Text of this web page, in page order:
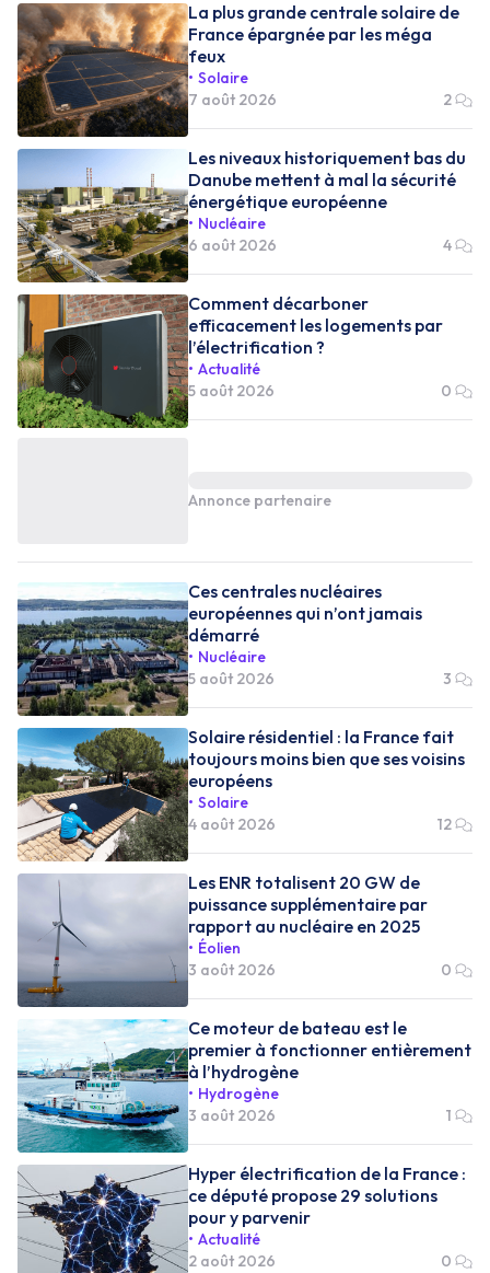
La plus grande centrale solaire de
France épargnée par les méga
feux
Solaire
7 août 2026
2
Les niveaux historiquement bas du
Danube mettent à mal la sécurité
énergétique européenne
Nucléaire
6 août 2026
4
Comment décarboner
efficacement les logements par
l’électrification ?
Actualité
5 août 2026
0
Annonce partenaire
Ces centrales nucléaires
européennes qui n’ont jamais
démarré
Nucléaire
5 août 2026
3
Solaire résidentiel : la France fait
toujours moins bien que ses voisins
européens
Solaire
4 août 2026
12
Les ENR totalisent 20 GW de
puissance supplémentaire par
rapport au nucléaire en 2025
Éolien
3 août 2026
0
Ce moteur de bateau est le
premier à fonctionner entièrement
à l’hydrogène
Hydrogène
3 août 2026
1
Hyper électrification de la France :
ce député propose 29 solutions
pour y parvenir
Actualité
2 août 2026
0